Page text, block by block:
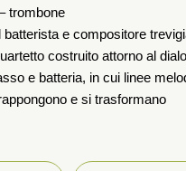
trombone
e compositore
costruito attorno al
e batteria, in cui linee
e si trasformano